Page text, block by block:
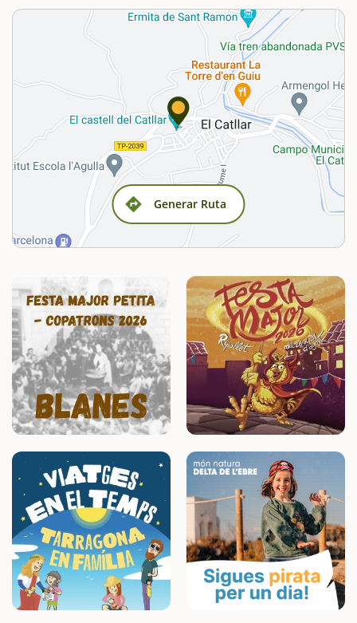
Generar Ruta